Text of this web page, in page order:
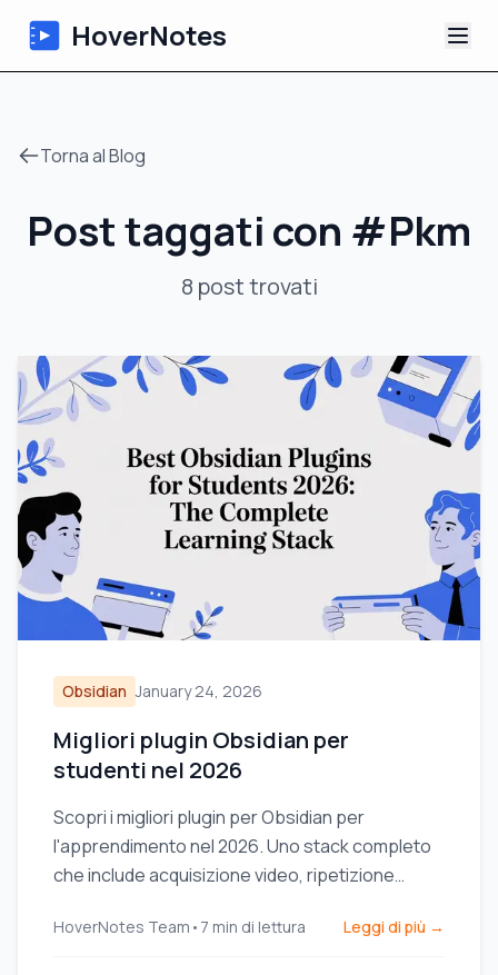
HoverNotes
Appunti Video IA
Tutorial
Torna al Blog
Post taggati con #Pkm
8 posttrovati
Obsidian January 24, 2026
Migliori plugin Obsidian per
studenti nel 2026
Scopri i migliori plugin per Obsidian per
l'apprendimento nel 2026. Uno stack completo
che include acquisizione video, ripetizione
HoverNotes Team • 7 min di lettura Leggi di più →